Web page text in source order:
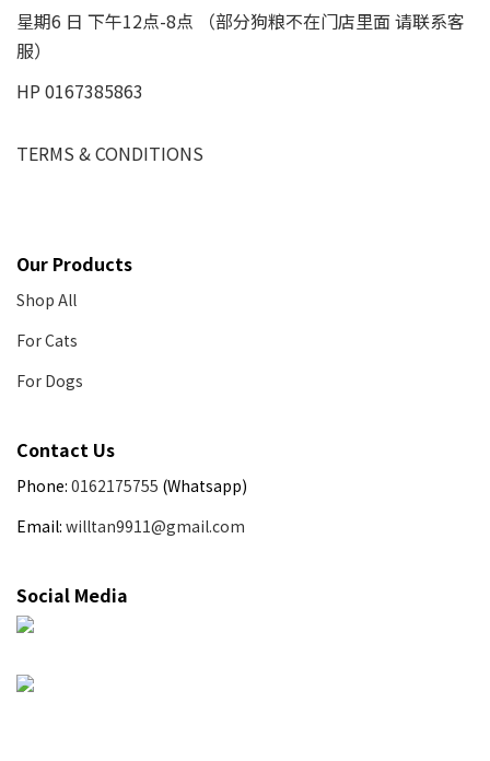
星期6 日 下午12点-8点 （部分狗粮不在门店里面 请联系客
服）
HP 0167385863
TERMS & CONDITIONS
Our Products
Shop All
For Cats
For Dogs
Contact Us
Phone: 0162175755 (Whatsapp)
Email: willtan9911@gmail.com
Social Media